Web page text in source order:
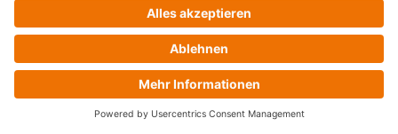
Zubehör Türkommunikation
Videoüberwachung
Zubehör Videoüberwachung
Alle anzeigen